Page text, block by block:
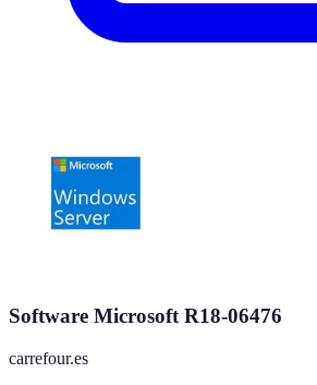
Software Microsoft R18-06476
carrefour.es